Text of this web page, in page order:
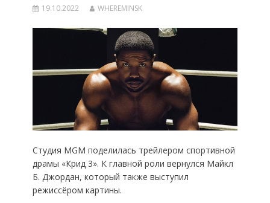
19.10.2022 WHEREMINSK
Студия MGM поделилась трейлером спортивной
драмы «Крид 3». К главной роли вернулся Майкл
Б. Джордан, который также выступил
режиссёром картины.